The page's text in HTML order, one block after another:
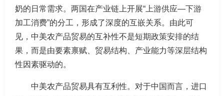
奶的日常需求。两国在产业链上开展“上游供应—下游
加工消费”的分工，形成了深度的互嵌关系。由此可
见，中美农产品贸易的互补性不是短期政策安排的结
果，而是由要素禀赋、贸易结构、产业能力等深层结构
性因素驱动的。
中美农产品贸易具有互利性。对于中国而言，进口